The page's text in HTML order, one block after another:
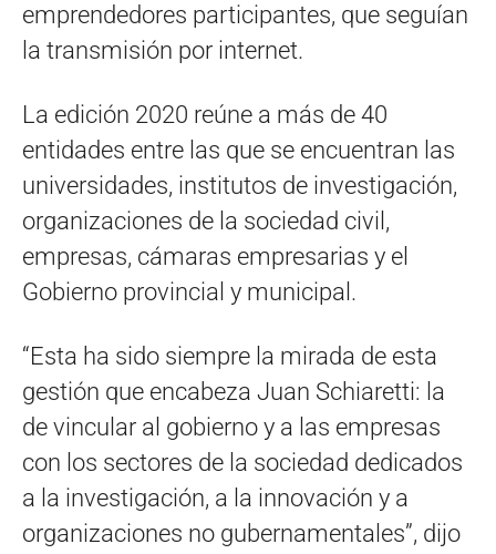
emprendedores participantes, que seguían
la transmisión por internet.
La edición 2020 reúne a más de 40
entidades entre las que se encuentran las
universidades, institutos de investigación,
organizaciones de la sociedad civil,
empresas, cámaras empresarias y el
Gobierno provincial y municipal.
“Esta ha sido siempre la mirada de esta
gestión que encabeza Juan Schiaretti: la
de vincular al gobierno y a las empresas
con los sectores de la sociedad dedicados
a la investigación, a la innovación y a
organizaciones no gubernamentales”, dijo